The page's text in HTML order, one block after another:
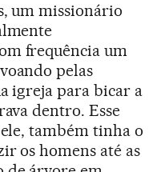
um missionário
frequência um
pelas
igreja para bicar a
dentro. Esse
também tinha o
os homens até as